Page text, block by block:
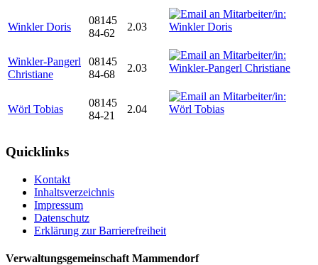
Winkler Doris
08145
84-62
2.03
Winkler-Pangerl
Christiane
08145
84-68
2.03
Wörl Tobias
08145
84-21
2.04
Quicklinks
Kontakt
Inhaltsverzeichnis
Impressum
Datenschutz
Erklärung zur Barrierefreiheit
Verwaltungsgemeinschaft Mammendorf